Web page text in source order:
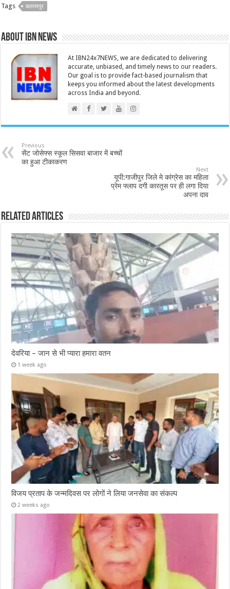
Tags बलरामपुर
About IBN NEWS
At IBN24x7NEWS, we are dedicated to delivering
accurate, unbiased, and timely news to our readers.
Our goal is to provide fact-based journalism that
keeps you informed about the latest developments
across India and beyond.
Previous
सेंट जोसेफ्स स्कूल सिसवा बाजार में बच्चों
का हुआ टीकाकरण
Next
यूपी:गाजीपुर जिले मे कांग्रेस का महिला
प्रेम फ्लाप दगी कारतूस पर ही लगा दिया
अपना दाव
Related Articles
देवरिया – जान से भी प्यारा हमारा वतन
1 week ago
विजय प्रताप के जन्मदिवस पर लोगों ने लिया जनसेवा का संकल्प
2 weeks ago